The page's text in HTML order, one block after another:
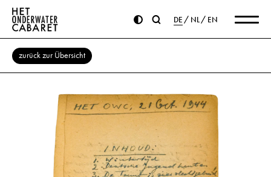
DE NL EN
zurück zur Übersicht